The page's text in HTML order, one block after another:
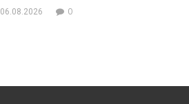
06.08.2026 0